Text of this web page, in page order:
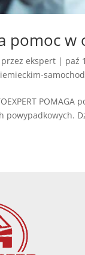
pomoc w
przezekspert | paź
powypadkowych.